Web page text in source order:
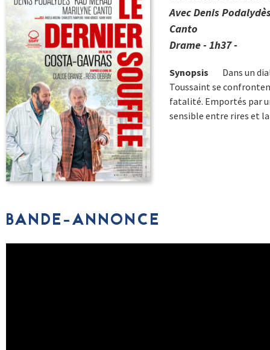
Avec Denis
Canto
Drame - 1h37 -
Synopsis
Dans un
Toussaint se
fatalité. Emportés par
sensible entre rires et
BANDE-ANNONCE